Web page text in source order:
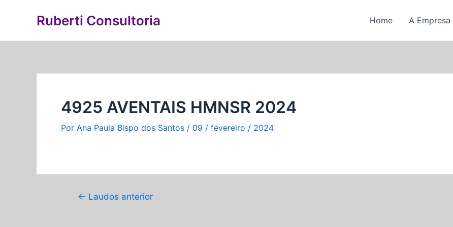
conteúdo
Ruberti Consultoria Home A Empresa
4925 AVENTAIS HMNSR 2024
Por Ana Paula Bispo dos Santos / 09 / fevereiro / 2024
de
← Laudos anterior